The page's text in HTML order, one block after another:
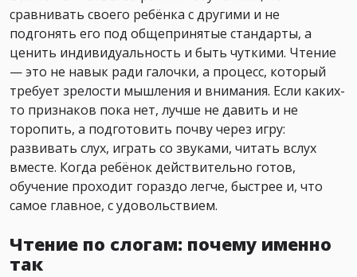
сравнивать своего ребёнка с другими и не
подгонять его под общепринятые стандарты, а
ценить индивидуальность и быть чуткими. Чтение
— это не навык ради галочки, а процесс, который
требует зрелости мышления и внимания. Если каких-
то признаков пока нет, лучше не давить и не
торопить, а подготовить почву через игру:
развивать слух, играть со звуками, читать вслух
вместе. Когда ребёнок действительно готов,
обучение проходит гораздо легче, быстрее и, что
самое главное, с удовольствием.
Чтение по слогам: почему именно
так